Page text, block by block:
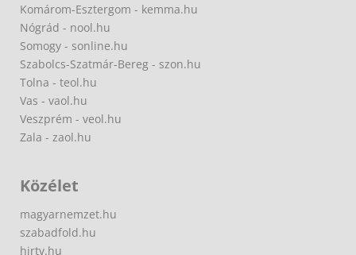
Komárom-Esztergom - kemma.hu
Nógrád - nool.hu
Somogy - sonline.hu
Szabolcs-Szatmár-Bereg - szon.hu
Tolna - teol.hu
Vas - vaol.hu
Veszprém - veol.hu
Zala - zaol.hu
Közélet
magyarnemzet.hu
szabadfold.hu
hirtv.hu